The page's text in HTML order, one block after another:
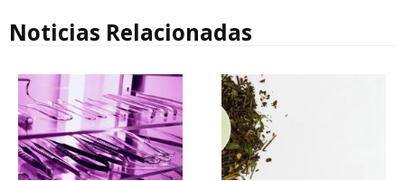
Noticias Relacionadas